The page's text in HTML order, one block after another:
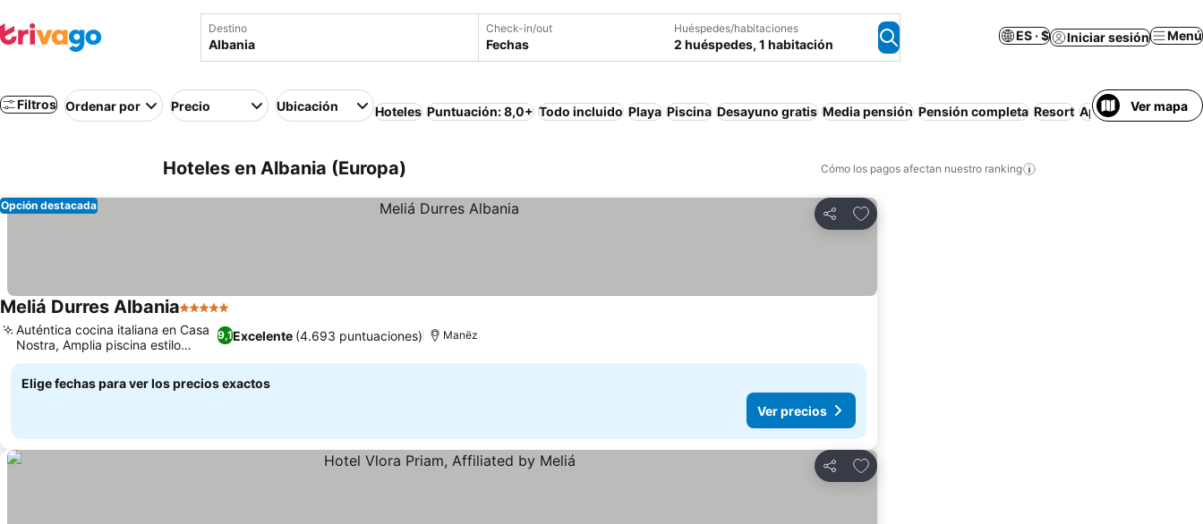
Destino Check-in/out
Fechas
Huéspedes/habitaciones
2 huéspedes, 1 habitación
ES · $ Iniciar sesión Menú
Filtros Ordenar por Precio Ubicación Hoteles Puntuación: 8,0+ Todo incluido Playa Piscina Desayuno gratis Media pensión Pensión completa Resort ApartamentoVer mapa
Hoteles en Albania (Europa) Cómo los pagos afectan nuestro ranking
Compartir
Agregar a favoritos
Opción destacada
Meliá Durres Albania5 Estrellas
9,1Excelente (4.693 puntuaciones)
Auténtica cocina italiana en Casa
Nostra, Amplia piscina estilo
laguna
Manëz
Elige fechas para ver los precios exactos
Ver precios
Compartir
Agregar a favoritos